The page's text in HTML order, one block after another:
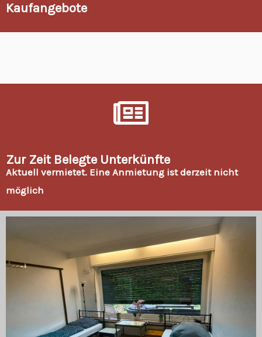
Kaufangebote
Zur Zeit Belegte Unterkünfte
Aktuell vermietet. Eine Anmietung ist derzeit nicht
möglich